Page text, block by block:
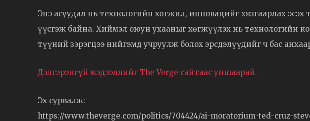
Энэ асуудал нь технологийн хөгжил, инновацийг хязгаарлах эсэх
үүсгэж байна. Хиймэл оюун ухааныг хөгжүүлэх нь технологийн
түүний зэрэгцээ нийгэмд учруулж болох эрсдэлүүдийг ч бас
Дэлгэрэнгүй мэдээллийг The Verge сайтаас уншаарай.
Эх сурвалж:
https://www.theverge.com/politics/704424/ai-moratorium-ted-cruz-